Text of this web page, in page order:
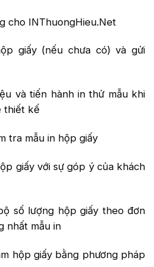
cho INThuongHieu.Net
giấy (nếu chưa có) và gửi
và tiến hành in thử mẫu khi
thiết kế
tra mẫu in hộp giấy
giấy với sự góp ý của khách
số lượng hộp giấy theo đơn
nhất mẫu in
hộp giấy bằng phương pháp